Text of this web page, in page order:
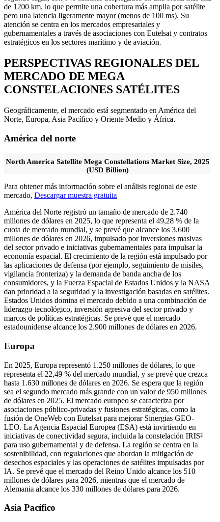
de 1200 km, lo que permite una cobertura más amplia por satélite
pero una latencia ligeramente mayor (menos de 100 ms). Su
atención se centra en los mercados empresariales y
gubernamentales a través de asociaciones con Eutelsat y contratos
estratégicos en los sectores marítimo y de aviación.
PERSPECTIVAS REGIONALES DEL
MERCADO DE MEGA
CONSTELACIONES SATÉLITES
Geográficamente, el mercado está segmentado en América del
Norte, Europa, Asia Pacífico y Oriente Medio y África.
América del norte
North America Satellite Mega Constellations Market Size, 2025
(USD Billion)
Para obtener más información sobre el análisis regional de este
mercado, Descargar muestra gratuita
América del Norte registró un tamaño de mercado de 2.740
millones de dólares en 2025, lo que representa el 49,28 % de la
cuota de mercado mundial, y se prevé que alcance los 3.600
millones de dólares en 2026, impulsado por inversiones masivas
del sector privado e iniciativas gubernamentales para impulsar la
economía espacial. El crecimiento de la región está impulsado por
las aplicaciones de defensa (por ejemplo, seguimiento de misiles,
vigilancia fronteriza) y la demanda de banda ancha de los
consumidores, y la Fuerza Espacial de Estados Unidos y la NASA
dan prioridad a la seguridad y la investigación basadas en satélites.
Estados Unidos domina el mercado debido a una combinación de
liderazgo tecnológico, inversión agresiva del sector privado y
marcos de políticas estratégicas. Se prevé que el mercado
estadounidense alcance los 2.900 millones de dólares en 2026.
Europa
En 2025, Europa representó 1.250 millones de dólares, lo que
representa el 22,49 % del mercado mundial, y se prevé que crezca
hasta 1.630 millones de dólares en 2026. Se espera que la región
sea el segundo mercado más grande con un valor de 950 millones
de dólares en 2025. El mercado europeo se caracteriza por
asociaciones público-privadas y fusiones estratégicas, como la
fusión de OneWeb con Eutelsat para mejorar Sinergias GEO-
LEO. La Agencia Espacial Europea (ESA) está invirtiendo en
iniciativas de conectividad segura, incluida la constelación IRIS²
para uso gubernamental y de defensa. La región se centra en la
sostenibilidad, con regulaciones que abordan la mitigación de
desechos espaciales y las operaciones de satélites impulsadas por
IA. Se prevé que el mercado del Reino Unido alcance los 510
millones de dólares para 2026, mientras que el mercado de
Alemania alcance los 330 millones de dólares para 2026.
Asia Pacífico